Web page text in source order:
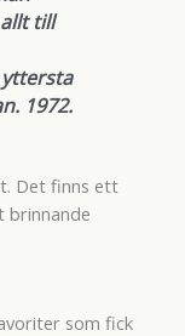
till
1972.
Det finns ett
brinnande
som fick